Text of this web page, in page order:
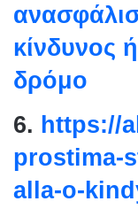
κίνδυνος
δρόμο
6. https://
prostima-
alla-o-